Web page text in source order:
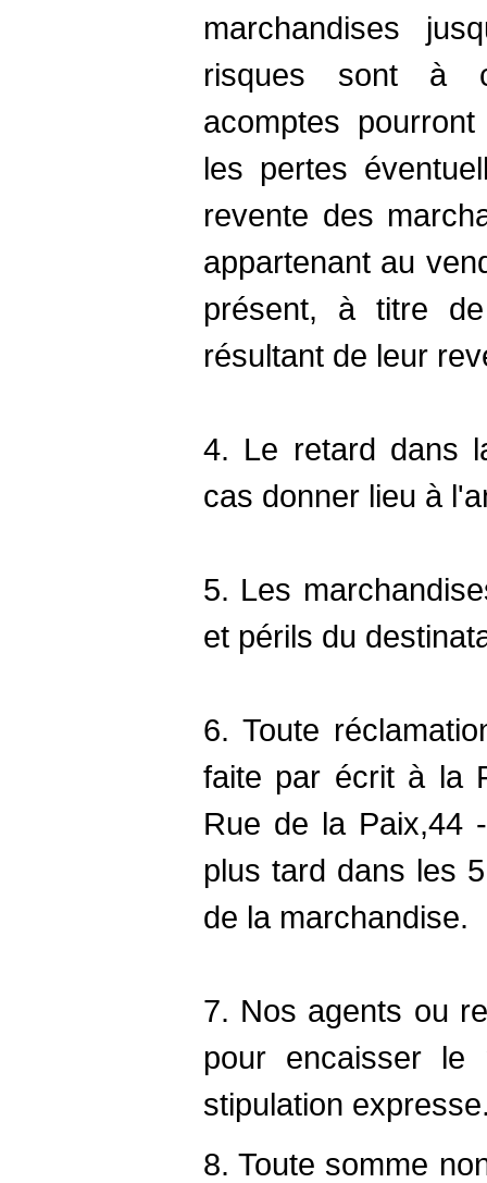
marchandises
risques sont à
acomptes
les pertes
revente des
appartenant au
présent, à titre
résultant de leur
4. Le retard dans
cas donner lieu à
5. Les
et périls du
6. Toute
faite par écrit à la
Rue de la Paix,44
plus tard dans les
de la marchandise.
7. Nos agents ou
pour encaisser le
stipulation
8. Toute somme